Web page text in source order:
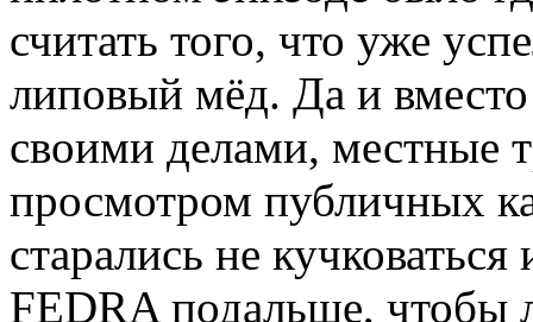
считать того, что уже
липовый мёд. Да и вместо
своими делами, местные
просмотром публичных
старались не
FEDRA подальше, чтобы